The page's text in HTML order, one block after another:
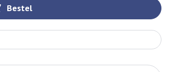
Bestel